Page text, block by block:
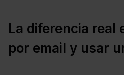
La diferencia real
por email y usar